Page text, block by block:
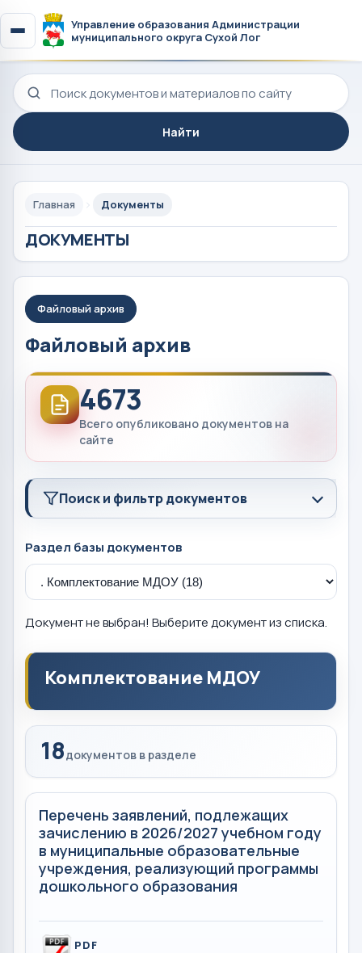
Управление образования Администрации
муниципального округа Сухой Лог
Поиск по сайту
Найти
Главная Документы
ДОКУМЕНТЫ
Файловый архив
Файловый архив
4673
Всего опубликовано документов на
сайте
Поиск и фильтр документов
Раздел базы документов
Документ не выбран! Выберите документ из списка.
Комплектование МДОУ
18документов в разделе
Перечень заявлений, подлежащих
зачислению в 2026/2027 учебном году
в муниципальные образовательные
учреждения, реализующий программы
дошкольного образования
PDF